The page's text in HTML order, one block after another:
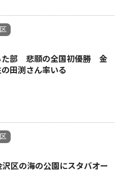
た部 悲願の全国初優勝 金
田渕さん率いる
沢区の海の公園にスタバオー